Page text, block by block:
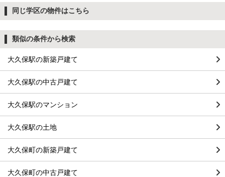
同じ学区の物件はこちら
類似の条件から検索
大久保駅の新築戸建て
大久保駅の中古戸建て
大久保駅のマンション
大久保駅の土地
大久保町の新築戸建て
大久保町の中古戸建て